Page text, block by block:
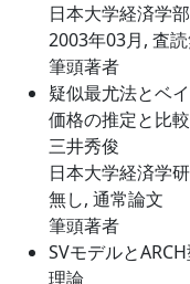
日本大学経済学
2003年03月, 査
筆頭著者
疑似最尤法とベ
価格の推定と比較
三井秀俊
日本大学経済学
無し, 通常論文
筆頭著者
SVモデルと
理論